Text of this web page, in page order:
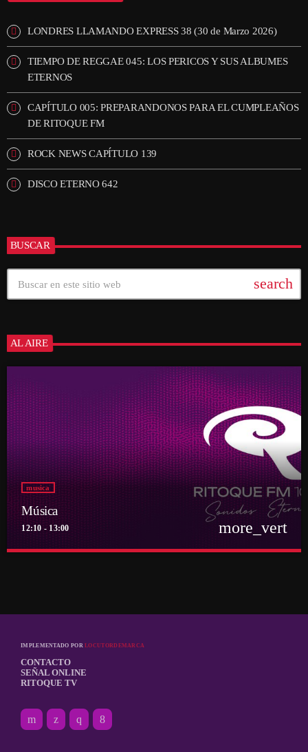
LONDRES LLAMANDO EXPRESS 38 (30 de Marzo 2026)
TIEMPO DE REGGAE 045: LOS PERICOS Y SUS ALBUMES
ETERNOS
CAPÍTULO 005: PREPARANDONOS PARA EL CUMPLEAÑOS
DE RITOQUE FM
ROCK NEWS CAPÍTULO 139
DISCO ETERNO 642
BUSCAR
search
AL AIRE
musica
Música
12:10 - 13:00 more_vert
Música
IMPLEMENTADO PORLOCUTORDEMARCA
CONTACTO
SEÑAL ONLINE
RITOQUE TV